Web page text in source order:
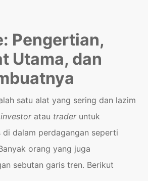
Pengertian,
Utama, dan
satu alat yang sering dan lazim
investor atau trader untuk
di dalam perdagangan seperti
orang yang juga
sebutan garis tren. Berikut